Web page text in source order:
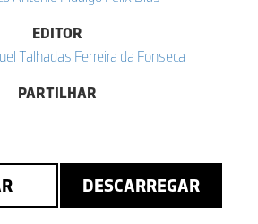
EDITOR
Talhadas Ferreira da Fonseca
PARTILHAR
DESCARREGAR